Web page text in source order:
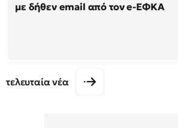
με δήθεν email από τον e-ΕΦΚΑ
τελευταία νέα